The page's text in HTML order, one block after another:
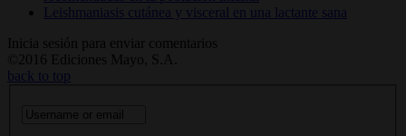
Leishmaniasis cutánea y visceral en una lactante sana
Inicia sesión para enviar comentarios
©2016 Ediciones Mayo, S.A.
back to top